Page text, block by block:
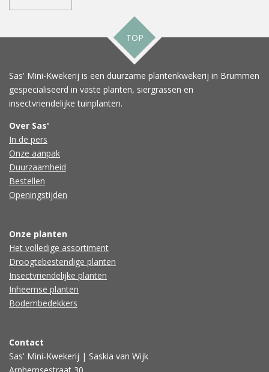
TOP
Sas' Mini-Kwekerij is een duurzame plantenkwekerij in Brummen
gespecialiseerd in vaste planten, siergrassen en
insectvriendelijke tuinplanten.
Over Sas'
In de pers
Onze aanpak
Duurzaamheid
Bestellen
Openingstijden
Onze planten
Het volledige assortiment
Droogtebestendige planten
Insectvriendelijke planten
Inheemse planten
Bodembedekkers
Contact
Sas' Mini-Kwekerij | Saskia van Wijk